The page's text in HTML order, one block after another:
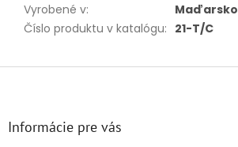
Vyrobené v:
Maďarsko
Číslo produktu v katalógu: 21-T/C
Z
Informácie pre vás